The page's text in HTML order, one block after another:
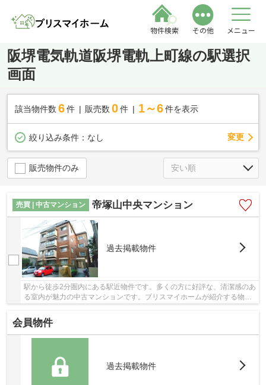
物件検索 その他 メニュー
阪堺電気軌道阪堺電軌上町線の駅選択
画面
該当物件数 6件 販売数 0 件 1～6 件を表示
絞り込み条件： なし 変更
販売物件のみ
売買 | 中古マンション 帝塚山中央マンション
過去掲載物件
駅から徒歩2分圏内にある駅近物件です。多くの方に好評な、清潔感のあ
る室内が魅力の中古マンションです。ブリスマイホームが紹介する物件
会員物件
過去掲載物件